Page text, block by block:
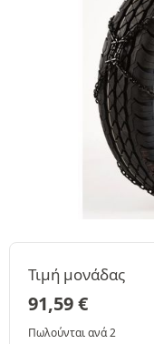
Τιμή μονάδας
91,59€
Πωλούνται ανά 2